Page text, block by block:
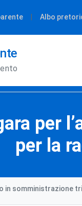
Albo
per
per la
in somministrazione